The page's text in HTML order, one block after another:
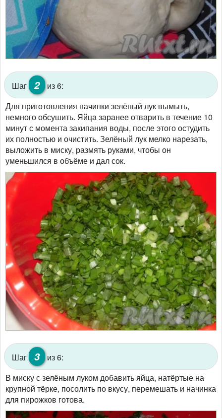
Шаг 2
из 6:
Для приготовления начинки зелёный лук вымыть,
немного обсушить. Яйца заранее отварить в течение 10
минут с момента закипания воды, после этого остудить
их полностью и очистить. Зелёный лук мелко нарезать,
выложить в миску, размять руками, чтобы он
уменьшился в объёме и дал сок.
Шаг 3
из 6:
В миску с зелёным луком добавить яйца, натёртые на
крупной тёрке, посолить по вкусу, перемешать и начинка
для пирожков готова.